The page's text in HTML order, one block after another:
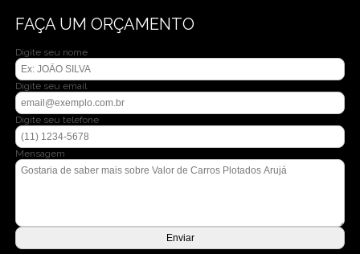
FAÇA UM ORÇAMENTO
Digite seu nome
Digite seu email
Digite seu telefone
Mensagem